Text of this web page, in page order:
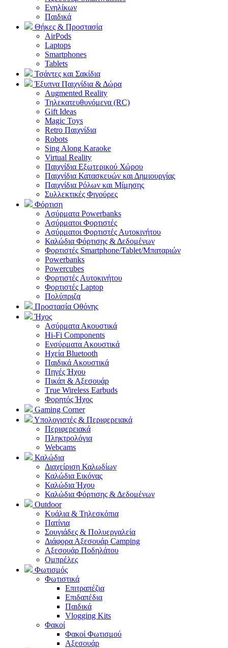
Ενηλίκων
Παιδικά
Θήκες & Προστασία
AirPods
Laptops
Smartphones
Tablets
Τσάντες και Σακίδια
Έξυπνα Παιχνίδια & Δώρα
Augmented Reality
Τηλεκατευθυνόμενα (RC)
Gift Ideas
Magic Toys
Retro Παιχνίδια
Robots
Sing Along Karaoke
Virtual Reality
Παιχνίδια Εξωτερικού Χώρου
Παιχνίδια Κατασκευών και Δημιουργίας
Παιχνίδια Ρόλων και Μίμησης
Συλλεκτικές Φιγούρες
Φόρτιση
Ασύρματα Powerbanks
Aσύρματοι Φορτιστές
Ασύρματοι Φορτιστές Αυτοκινήτου
Καλώδια Φόρτισης & Δεδομένων
Φορτιστές Smartphone/Tablet/Μπαταριών
Powerbanks
Powercubes
Φορτιστές Αυτοκινήτου
Φορτιστές Laptop
Πολύπριζα
Προστασία Οθόνης
Ήχος
Ασύρματα Ακουστικά
Hi-Fi Components
Ενσύρματα Ακουστικά
Ηχεία Bluetooth
Παιδικά Ακουστικά
Πηγές Ήχου
Πικάπ & Αξεσουάρ
Τrue Wireless Earbuds
Φορητός Ήχος
Gaming Corner
Υπολογιστές & Περιφερειακά
Περιφερειακά
Πληκτρολόγια
Webcams
Καλώδια
Διαχείριση Καλωδίων
Καλώδια Εικόνας
Καλώδια Ήχου
Καλώδια Φόρτισης & Δεδομένων
Outdoor
Κυάλια & Τηλεσκόπια
Πατίνια
Σουγιάδες & Πολυεργαλεία
Διάφορα Αξεσουάρ Camping
Αξεσουάρ Ποδηλάτου
Ομπρέλες
Φωτισμός
Φωτιστικά
Επιτραπέζια
Επιδαπέδια
Παιδικά
Vlogging Kits
Φακοί
Φακοί Φωτισμού
Αξεσουάρ